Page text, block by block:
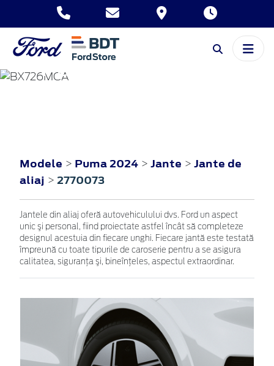
PUMA
Modele > Puma 2024 > Jante > Jante de
aliaj > 2770073
Jantele din aliaj oferă autovehiculului dvs. Ford un aspect
unic şi personal, fiind proiectate astfel încât să completeze
designul acestuia din fiecare unghi. Fiecare jantă este testată
împreună cu toate tipurile de caroserie pentru a se asigura
calitatea, siguranţa şi, bineînţeles, aspectul extraordinar.